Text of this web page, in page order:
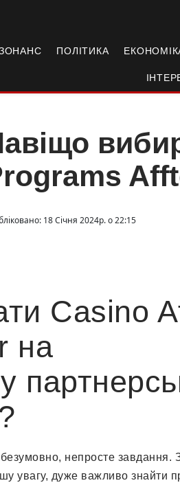
ПОЛІТИКА
18 Січня 2024р. о 22:15
Casino
на
непросте завдання.
увагу, дуже важливо знайти